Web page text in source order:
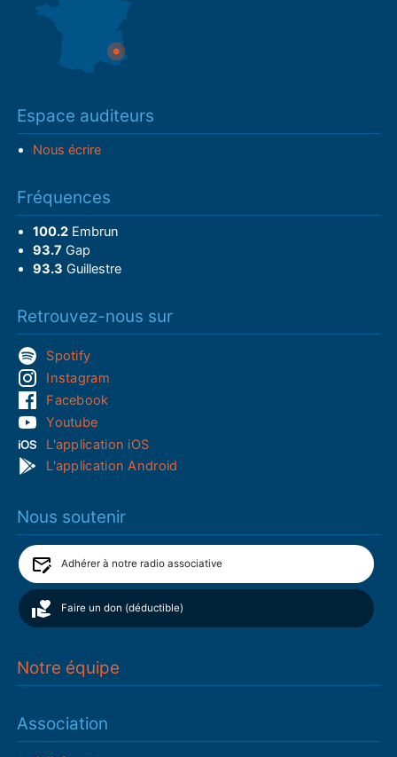
Espace auditeurs
Nous écrire
Fréquences
100.2Embrun
93.7 Gap
93.3 Guillestre
Retrouvez-nous sur
Spotify
Instagram
Facebook
Youtube
L'application iOS
L'application Android
Nous soutenir
Adhérer à notre radio associative
Faire un don (déductible)
Notre équipe
Association